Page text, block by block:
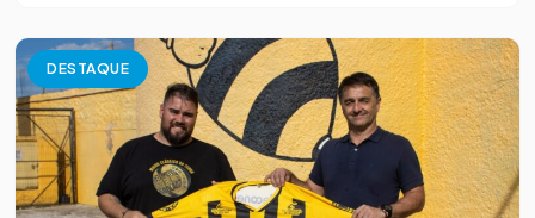
DESTAQUE